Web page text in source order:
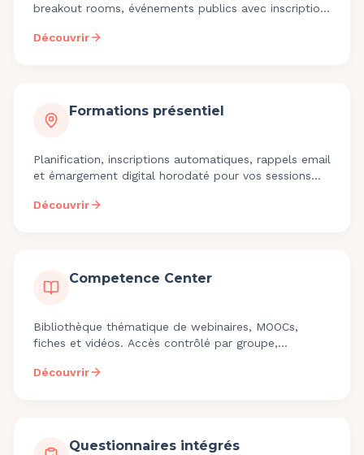
breakout rooms, événements publics avec inscription
Découvrir
Formations présentiel
Planification, inscriptions automatiques, rappels email
et émargement digital horodaté pour vos sessions
Découvrir
Competence Center
Bibliothèque thématique de webinaires, MOOCs,
fiches et vidéos. Accès contrôlé par groupe,
l'accompagnement individuel.
Découvrir
Questionnaires intégrés